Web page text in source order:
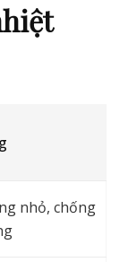
nhỏ, chống